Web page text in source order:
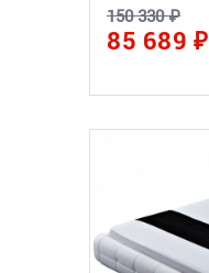
150 330 ₽
85 689 ₽